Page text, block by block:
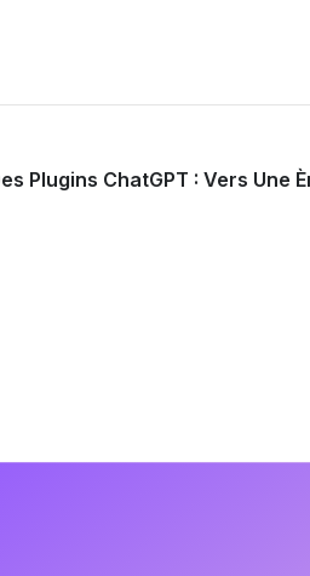
Plugins ChatGPT : Vers Une